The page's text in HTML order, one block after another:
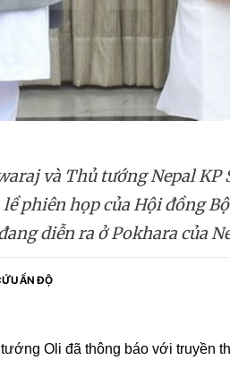
và Thủ tướng Nepal KP
phiên họp của Hội đồng
diễn ra ở Pokhara của
ẤN ĐỘ
Oli đã thông báo với truyền